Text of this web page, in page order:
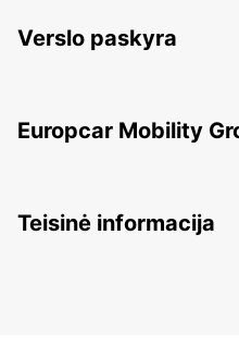
Verslo paskyra
Europcar Mobility
Teisinė informacija